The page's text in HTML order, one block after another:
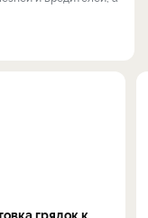
грядок к